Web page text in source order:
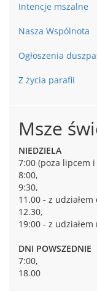
Intencje mszalne
Nasza Wspólnota
Ogłoszenia
Z życia parafii
Msze
NIEDZIELA
7:00 (poza lipcem
8:00,
9:30,
11.00 - z
12.30,
19:00 - z udziałem
DNI POWSZEDNIE
7:00,
18.00